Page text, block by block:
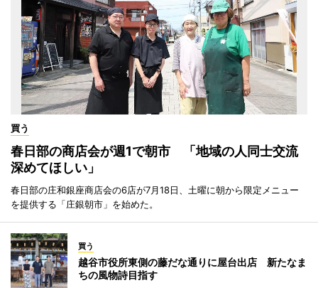
買う
春日部の商店会が週1で朝市 「地域の人同士交流
深めてほしい」
春日部の庄和銀座商店会の6店が7月18日、土曜に朝から限定メニュー
を提供する「庄銀朝市」を始めた。
買う
越谷市役所東側の藤だな通りに屋台出店 新たなま
ちの風物詩目指す